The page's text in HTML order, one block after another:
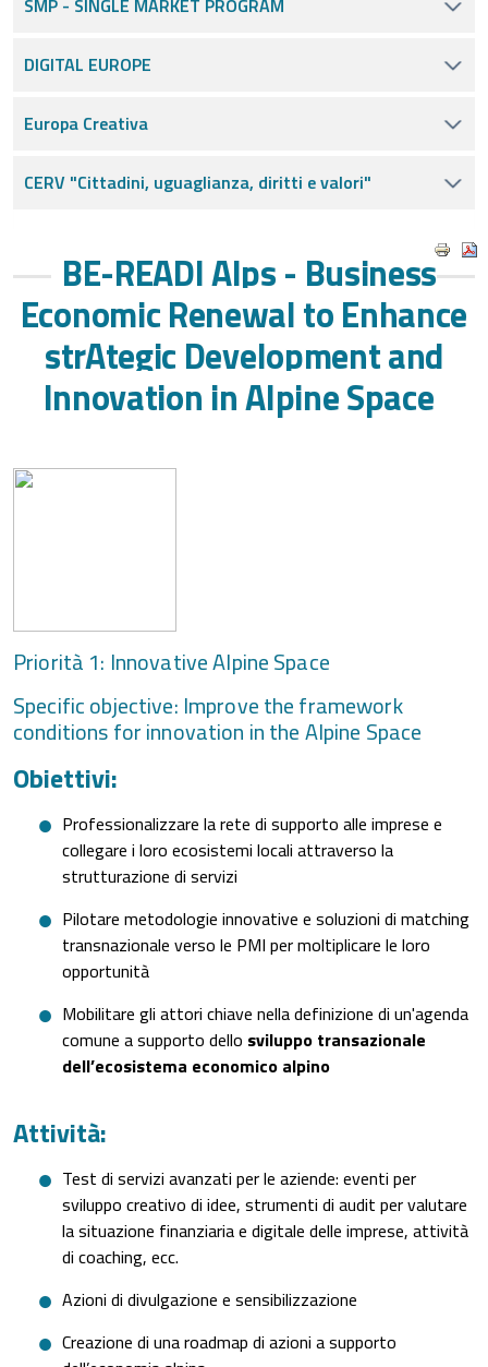
SMP - SINGLE MARKET PROGRAM
DIGITAL EUROPE
Europa Creativa
CERV "Cittadini, uguaglianza, diritti e valori"
BE-READI Alps - Business
Economic Renewal to Enhance
strAtegic Development and
Innovation in Alpine Space
Priorità 1: Innovative Alpine Space
Specific objective: Improve the framework
conditions for innovation in the Alpine Space
Obiettivi:
Professionalizzare la rete di supporto alle imprese e
collegare i loro ecosistemi locali attraverso la
strutturazione di servizi
Pilotare metodologie innovative e soluzioni di matching
transnazionale verso le PMI per moltiplicare le loro
opportunità
Mobilitare gli attori chiave nella definizione di un'agenda
comune a supporto dello sviluppo transazionale
dell’ecosistema economico alpino
Attività:
Test di servizi avanzati per le aziende: eventi per
sviluppo creativo di idee, strumenti di audit per valutare
la situazione finanziaria e digitale delle imprese, attività
di coaching, ecc.
Azioni di divulgazione e sensibilizzazione
Creazione di una roadmap di azioni a supporto